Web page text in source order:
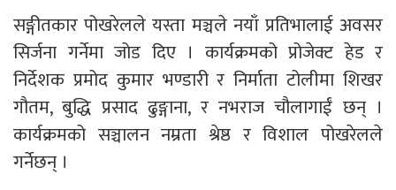
सङ्गीतकार पोखरेलले यस्ता मञ्चले नयाँ प्रतिभालाई अवसर
सिर्जना गर्नेमा जोड दिए । कार्यक्रमको प्रोजेक्ट हेड र
निर्देशक प्रमोद कुमार भण्डारी र निर्माता टोलीमा शिखर
गौतम, बुद्धि प्रसाद ढुङ्गाना, र नभराज चौलागाईं छन् ।
कार्यक्रमको सञ्चालन नम्रता श्रेष्ठ र विशाल पोखरेलले
गर्नेछन् ।